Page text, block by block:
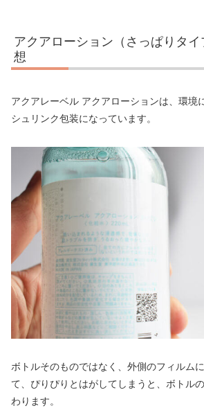
アクアローション（さっぱりタ
想
アクアレーベル アクアローションは、環境
シュリンク包装になっています。
ボトルそのものではなく、外側のフィルム
て、ぴりぴりとはがしてしまうと、ボトル
わります。